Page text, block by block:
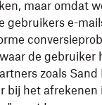
maar omdat
gebruikers e-
de gebruiker
zoals
bij het afrekenen